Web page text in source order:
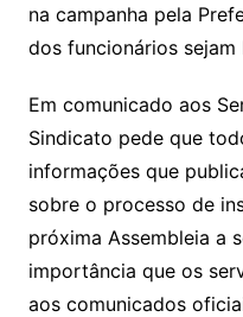
na campanha pela
dos funcionários
Em comunicado aos
Sindicato pede que
informações que
sobre o processo de
próxima Assembleia a
importância que os
aos comunicados